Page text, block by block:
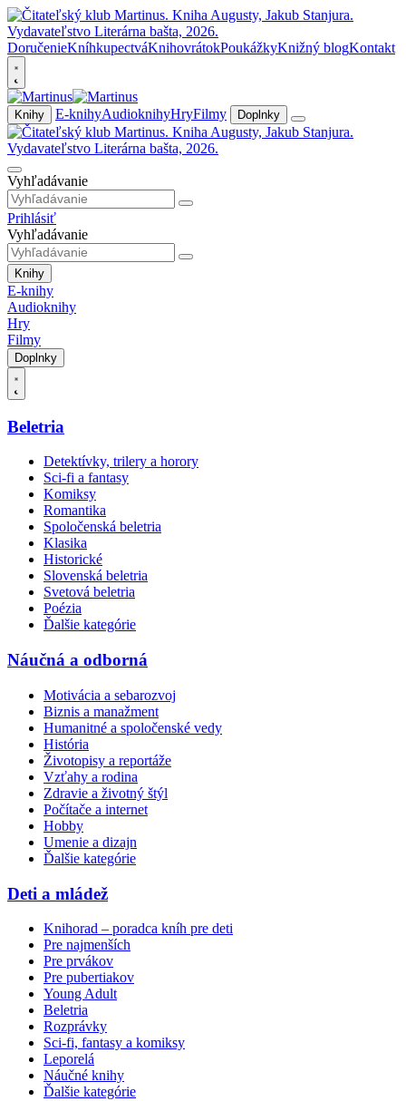
DoručenieKníhkupectváKnihovrátokPoukážkyKnižný blogKontakt
Knihy E-knihyAudioknihyHryFilmy Doplnky
Vyhľadávanie
Prihlásiť
Vyhľadávanie
Knihy
E-knihy
Audioknihy
Hry
Filmy
Doplnky
Beletria
Detektívky, trilery a horory
Sci-fi a fantasy
Komiksy
Romantika
Spoločenská beletria
Klasika
Historické
Slovenská beletria
Svetová beletria
Poézia
Ďalšie kategórie
Náučná a odborná
Motivácia a sebarozvoj
Biznis a manažment
Humanitné a spoločenské vedy
História
Životopisy a reportáže
Vzťahy a rodina
Zdravie a životný štýl
Počítače a internet
Hobby
Umenie a dizajn
Ďalšie kategórie
Deti a mládež
Knihorad – poradca kníh pre deti
Pre najmenších
Pre prvákov
Pre pubertiakov
Young Adult
Beletria
Rozprávky
Sci-fi, fantasy a komiksy
Leporelá
Náučné knihy
Ďalšie kategórie